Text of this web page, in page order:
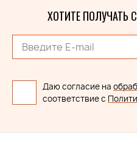
ХОТИТЕ ПОЛУЧАТЬ
Даю согласие на
соответствие с